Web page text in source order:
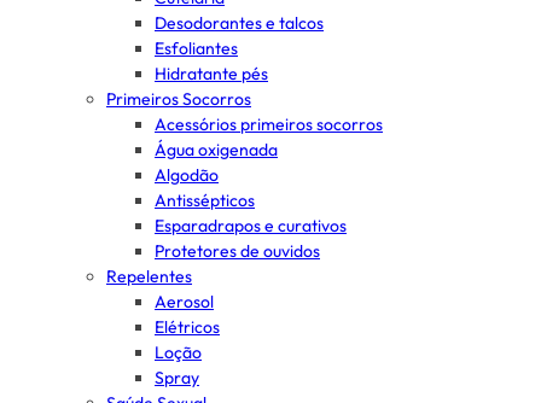
Desodorantes e talcos
Esfoliantes
Hidratante pés
Primeiros Socorros
Acessórios primeiros socorros
Água oxigenada
Algodão
Antissépticos
Esparadrapos e curativos
Protetores de ouvidos
Repelentes
Aerosol
Elétricos
Loção
Spray